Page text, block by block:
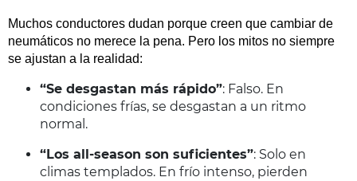
Muchos conductores dudan porque creen que cambiar de
neumáticos no merece la pena. Pero los mitos no siempre
se ajustan a la realidad:
“Se desgastan más rápido”: Falso. En
condiciones frías, se desgastan a un ritmo
normal.
“Los all-season son suficientes”: Solo en
climas templados. En frío intenso, pierden